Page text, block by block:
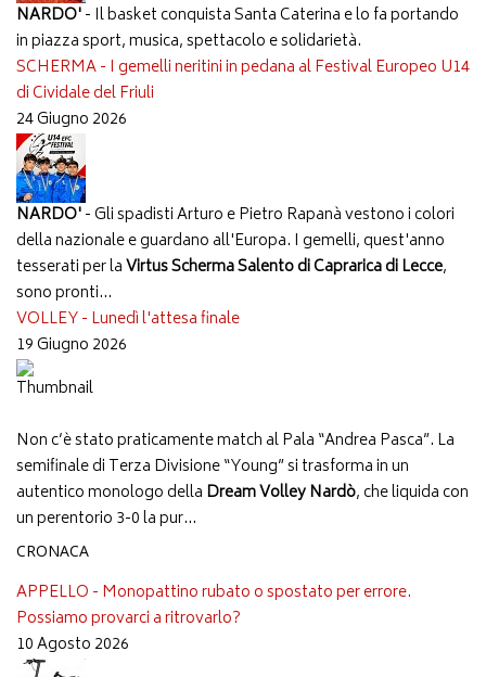
NARDO'- Il basket conquista Santa Caterina e lo fa portando
in piazza sport, musica, spettacolo e solidarietà.
SCHERMA - I gemelli neritini in pedana al Festival Europeo U14
di Cividale del Friuli
24 Giugno 2026
NARDO'- Gli spadisti Arturo e Pietro Rapanà vestono i colori
della nazionale e guardano all'Europa. I gemelli, quest'anno
tesserati per laVirtus Scherma Salento di Caprarica di Lecce,
sono pronti...
VOLLEY - Lunedì l'attesa finale
19 Giugno 2026
Non c’è stato praticamente match al Pala “Andrea Pasca”. La
semifinale di Terza Divisione “Young” si trasforma in un
autentico monologo della Dream Volley Nardò, che liquida con
un perentorio 3-0 la pur...
CRONACA
APPELLO - Monopattino rubato o spostato per errore.
Possiamo provarci a ritrovarlo?
10 Agosto 2026